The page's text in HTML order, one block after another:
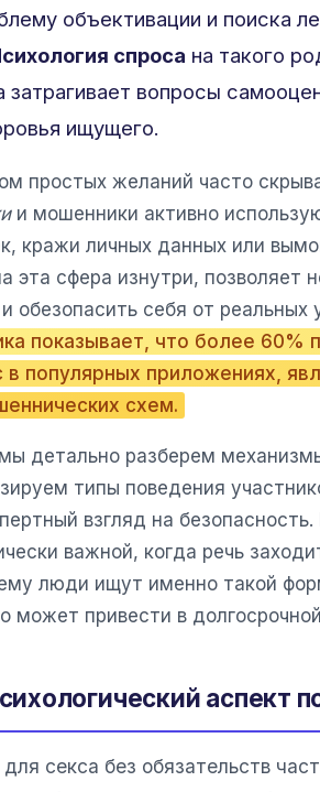
объективации и поиска
спроса на такого
затрагивает вопросы
ищущего.
простых желаний часто
и мошенники активно
кражи личных данных или
эта сфера изнутри, позволяет
обезопасить себя от реальных
показывает, что более
в популярных приложениях,
схем.
детально разберем
типы поведения
взгляд на безопасность.
важной, когда речь
люди ищут именно такой
может привести в
аспект
секса без обязательств